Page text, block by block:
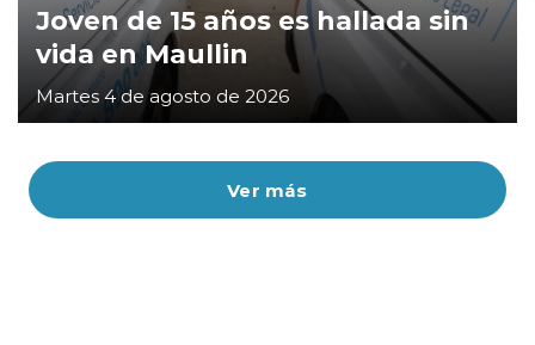
Ver más
Joven de 15 años es hallada sin
vida en Maullin
Martes 4 de agosto de 2026